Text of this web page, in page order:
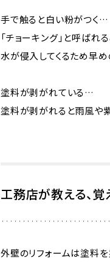
手で触ると白い粉がつく…
「チョーキング」と呼ば
水が侵入してくるため早
塗料が剥がれている…
塗料が剥がれると雨風や
工務店が教える、覚
外壁のリフォームは塗料